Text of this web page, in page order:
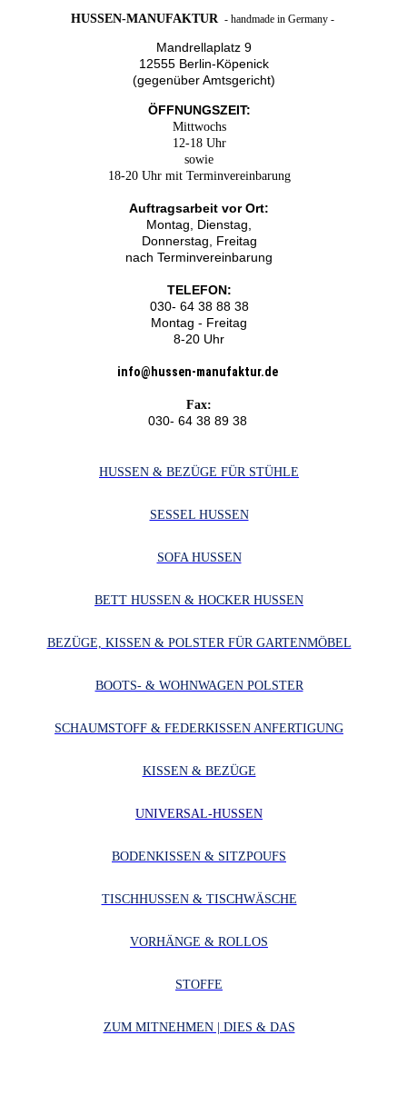
HUSSEN-MANUFAKTUR - handmade in Germany -
Mandrellaplatz 9
12555 Berlin-Köpenick
(gegenüber Amtsgericht)
ÖFFNUNGSZEIT:
Mittwochs
12-18 Uhr
sowie
18-20 Uhr mit Terminvereinbarung
Auftragsarbeit vor Ort:
Montag, Dienstag,
Donnerstag, Freitag
nach Terminvereinbarung
TELEFON:
030- 64 38 88 38
Montag - Freitag
8-20 Uhr
info@hussen-manufaktur.de
Fax:
030- 64 38 89 38
HUSSEN & BEZÜGE FÜR STÜHLE
SESSEL HUSSEN
SOFA HUSSEN
BETT HUSSEN & HOCKER HUSSEN
BEZÜGE, KISSEN & POLSTER FÜR GARTENMÖBEL
BOOTS- & WOHNWAGEN POLSTER
SCHAUMSTOFF & FEDERKISSEN ANFERTIGUNG
KISSEN & BEZÜGE
UNIVERSAL-HUSSEN
BODENKISSEN & SITZPOUFS
TISCHHUSSEN & TISCHWÄSCHE
VORHÄNGE & ROLLOS
STOFFE
ZUM MITNEHMEN | DIES & DAS